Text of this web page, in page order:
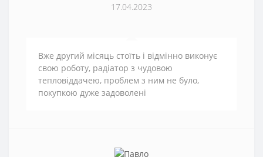
17.04.2023
Вже другий місяць стоїть і відмінно виконує
свою роботу, радіатор з чудовою
тепловіддачею, проблем з ним не було,
покупкою дуже задоволені